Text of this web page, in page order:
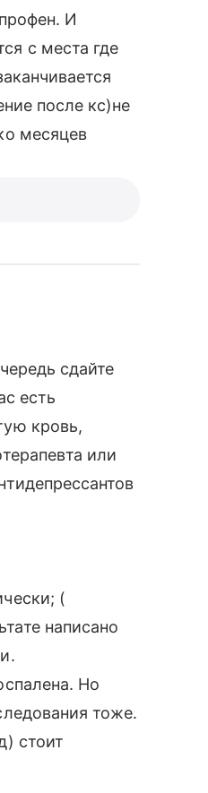
И
с места где
после кс)не
месяцев
сдайте
есть
кровь,
или
(
написано
Но
тоже.
стоит